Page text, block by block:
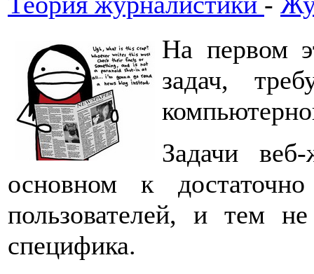
На первом
задач,
Задачи
основном к
пользователей, и тем
специфика.